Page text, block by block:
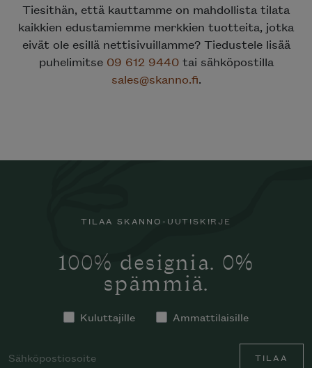
Tiesithän, että kauttamme on mahdollista tilata
kaikkien edustamiemme merkkien tuotteita, jotka
eivät ole esillä nettisivuillamme? Tiedustele lisää
puhelimitse 09 612 9440tai sähköpostilla
sales@skanno.fi.
TILAA SKANNO-UUTISKIRJE
100% designia. 0%
spämmiä.
Kuluttajille Ammattilaisille
TILAA